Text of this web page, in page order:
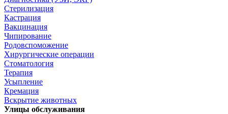
Стерилизация
Кастрация
Вакцинация
Чипирование
Родовспоможение
Хирургические операции
Стоматология
Терапия
Усыпление
Кремация
Вскрытие животных
Улицы обслуживания